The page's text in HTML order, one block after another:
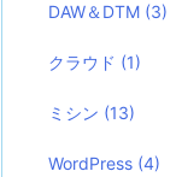
DAW＆DTM (3)
クラウド (1)
ミシン (13)
WordPress (4)